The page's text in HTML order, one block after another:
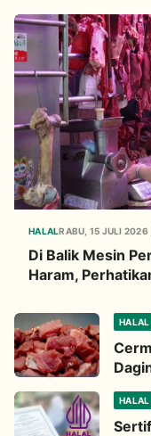
HALALRABU, 15 JULI
Di Balik Mesin
Haram,
HALAL
HALAL